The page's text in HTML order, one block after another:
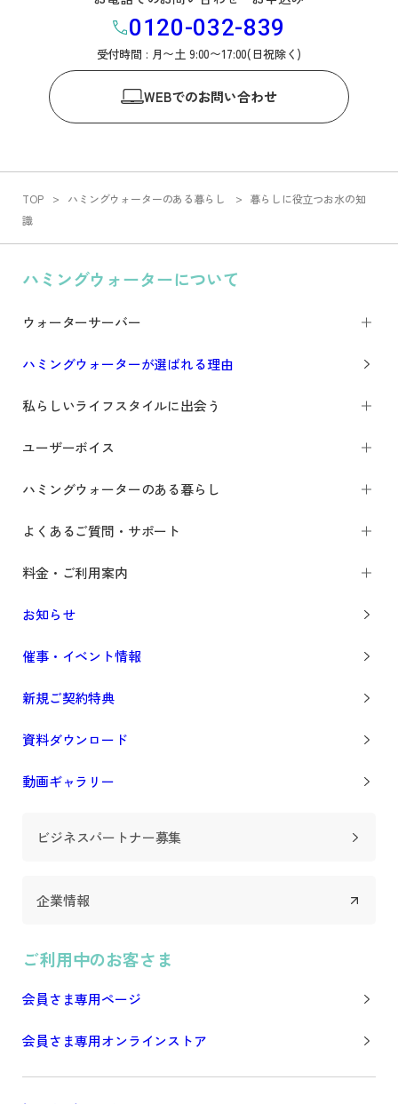
0120-032-839
受付時間 : 月〜土 9:00〜17:00(日祝除く)
WEBでのお問い合わせ
TOP ハミングウォーターのある暮らし
暮らしに役立つお水の知
識
ハミングウォーターについて
ウォーターサーバー
ハミングウォーターが選ばれる理由
私らしいライフスタイルに出会う
ユーザーボイス
ハミングウォーターのある暮らし
よくあるご質問・サポート
料金・ご利用案内
お知らせ
催事・イベント情報
新規ご契約特典
資料ダウンロード
動画ギャラリー
ビジネスパートナー募集
企業情報
ご利用中のお客さま
会員さま専用ページ
会員さま専用オンラインストア